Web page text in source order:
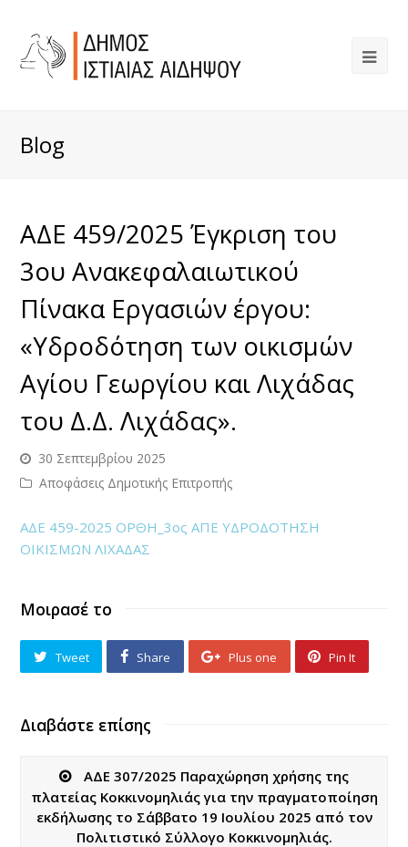
Blog
ΑΔΕ 459/2025 Έγκριση του
3ου Ανακεφαλαιωτικού
Πίνακα Εργασιών έργου:
«Υδροδότηση των οικισμών
Αγίου Γεωργίου και Λιχάδας
του Δ.Δ. Λιχάδας».
30 Σεπτεμβρίου 2025
Αποφάσεις Δημοτικής Επιτροπής
ΑΔΕ 459-2025 ΟΡΘΗ_3ος ΑΠΕ ΥΔΡΟΔΟΤΗΣΗ
ΟΙΚΙΣΜΩΝ ΛΙΧΑΔΑΣ
Μοιρασέ το
Tweet Share Plus one Pin It
Διαβάστε επίσης
ΑΔΕ 307/2025 Παραχώρηση χρήσης της
πλατείας Κοκκινομηλιάς για την πραγματοποίηση
εκδήλωσης το Σάββατο 19 Ιουλίου 2025 από τον
Πολιτιστικό Σύλλογο Κοκκινομηλιάς.